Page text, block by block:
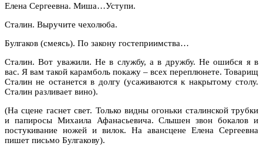
Елена Сергеевна. Миша…Уступи.
Сталин. Выручите чехолюба.
Булгаков (смеясь). По закону гостеприимства…
Сталин. Вот уважили. Не в службу, а в дружбу. Не ошибся я в
вас. Я вам такой карамболь покажу – всех переплюнете. Товарищ
Сталин не останется в долгу (усаживаются к накрытому столу.
Сталин разливает вино).
(На сцене гаснет свет. Только видны огоньки сталинской трубки
и папиросы Михаила Афанасьевича. Слышен звон бокалов и
постукивание ножей и вилок. На авансцене Елена Сергеевна
пишет письмо Булгакову).